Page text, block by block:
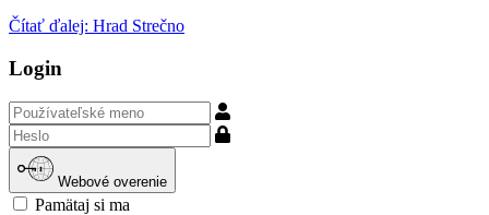
Čítať ďalej: Hrad Strečno
Login
Používateľské
meno
Zobraziť
Webové overenie
Pamätaj si ma